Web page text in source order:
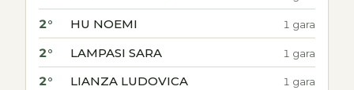
2° HU NOEMI 1 gara
2° LAMPASI SARA 1 gara
2° LIANZA LUDOVICA 1 gara